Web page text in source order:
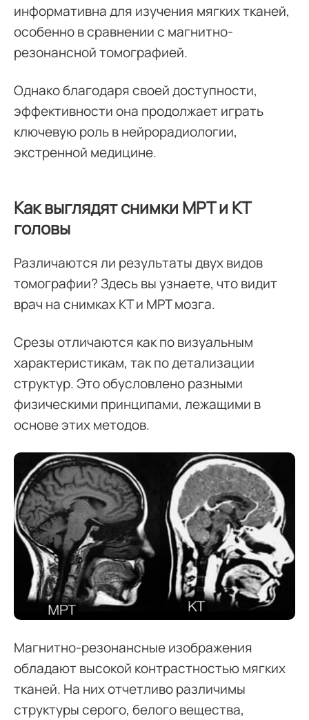
информативна для изучения мягких тканей,
особенно в сравнении с магнитно-
резонансной томографией.
Однако благодаря своей доступности,
эффективности она продолжает играть
ключевую роль в нейрорадиологии,
экстренной медицине.
Как выглядят снимки МРТ и КТ
головы
Различаются ли результаты двух видов
томографии? Здесь вы узнаете, что видит
врач на снимках КТ и МРТ мозга.
Срезы отличаются как по визуальным
характеристикам, так по детализации
структур. Это обусловлено разными
физическими принципами, лежащими в
основе этих методов.
Магнитно-резонансные изображения
обладают высокой контрастностью мягких
тканей. На них отчетливо различимы
структуры серого, белого вещества,